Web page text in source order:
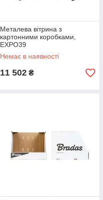
Металева вітрина з
картонними коробками,
EXPO39
Немає в наявності
11 502 ₴